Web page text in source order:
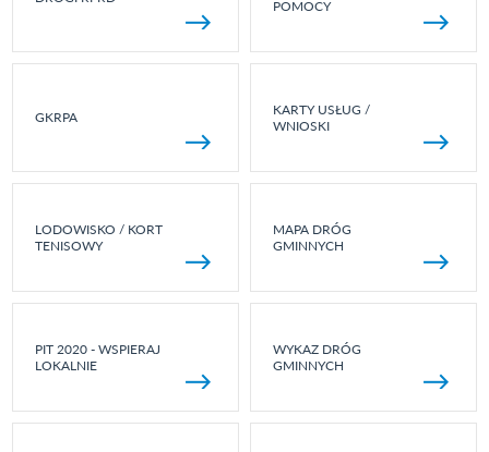
POMOCY
GKRPA
KARTY USŁUG /
WNIOSKI
LODOWISKO / KORT
TENISOWY
MAPA DRÓG
GMINNYCH
PIT 2020 - WSPIERAJ
LOKALNIE
WYKAZ DRÓG
GMINNYCH